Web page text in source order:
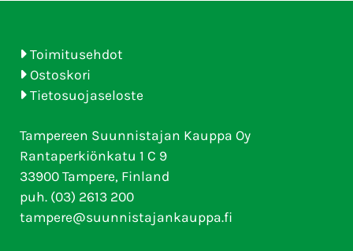
Toimitusehdot
Ostoskori
Tietosuojaseloste
Tampereen Suunnistajan Kauppa Oy
Rantaperkiönkatu 1 C 9
33900 Tampere, Finland
puh. (03) 2613 200
tampere@suunnistajankauppa.fi